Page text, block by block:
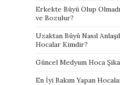
Erkekte Büyü Olup
ve Bozulur?
Uzaktan Büyü Nasıl
Hocalar Kimdir?
Güncel Medyum Hoca
En İyi Bakım Yapan